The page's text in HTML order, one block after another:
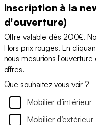
inscription à la
d'ouverture)
Offre valable dès 200€.
Hors prix rouges. En
nous mesurions
offres.
Que souhaitez vous voir ?
Mobilier d’intérieur
Mobilier d’extérieur